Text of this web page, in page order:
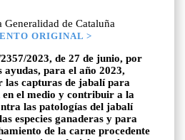
de Cataluña
ORIGINAL >
2023, de 27 de junio, por
ayudas, para el año 2023,
las capturas de jabalí para
en el medio y contribuir a la
las patologías del jabalí
especies ganaderas y para
de la carne procedente